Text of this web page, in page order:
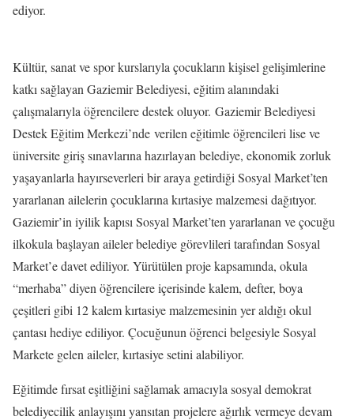
ediyor.
Kültür, sanat ve spor kurslarıyla çocukların kişisel gelişimlerine
katkı sağlayan Gaziemir Belediyesi, eğitim alanındaki
çalışmalarıyla öğrencilere destek oluyor. Gaziemir Belediyesi
Destek Eğitim Merkezi’nde verilen eğitimle öğrencileri lise ve
üniversite giriş sınavlarına hazırlayan belediye, ekonomik zorluk
yaşayanlarla hayırseverleri bir araya getirdiği Sosyal Market’ten
yararlanan ailelerin çocuklarına kırtasiye malzemesi dağıtıyor.
Gaziemir’in iyilik kapısı Sosyal Market’ten yararlanan ve çocuğu
ilkokula başlayan aileler belediye görevlileri tarafından Sosyal
Market’e davet ediliyor. Yürütülen proje kapsamında, okula
“merhaba” diyen öğrencilere içerisinde kalem, defter, boya
çeşitleri gibi 12 kalem kırtasiye malzemesinin yer aldığı okul
çantası hediye ediliyor. Çocuğunun öğrenci belgesiyle Sosyal
Markete gelen aileler, kırtasiye setini alabiliyor.
Eğitimde fırsat eşitliğini sağlamak amacıyla sosyal demokrat
belediyecilik anlayışını yansıtan projelere ağırlık vermeye devam